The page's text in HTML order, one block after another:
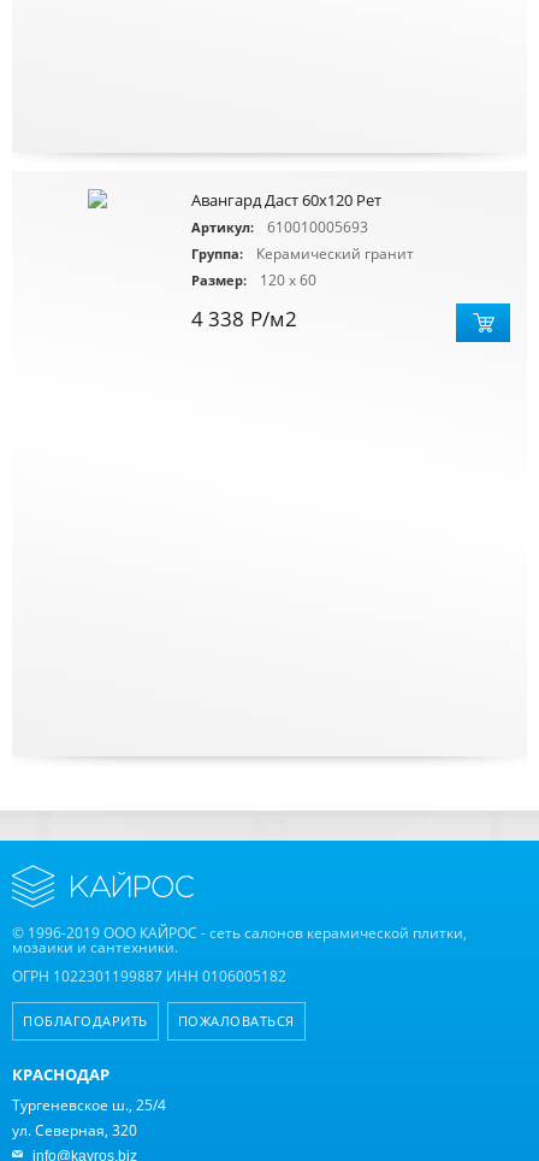
Авангард Даст 60x120 Рет
Артикул: 610010005693
Группа: Керамический гранит
Размер: 120 x 60
4 338 Р/м2
© 1996-2019 ООО КАЙРОС - сеть салонов керамической плитки,
мозаики и сантехники.
ОГРН 1022301199887 ИНН 0106005182
ПОБЛАГОДАРИТЬ ПОЖАЛОВАТЬСЯ
КРАСНОДАР
Тургеневское ш., 25/4
ул. Северная, 320
info@kayros.biz